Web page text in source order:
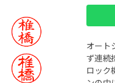
オート
ず連続
ロック